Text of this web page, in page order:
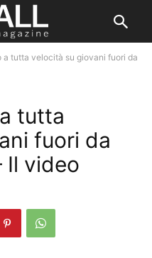
a tutta velocità su giovani fuori da
tutta
fuori da
Il video